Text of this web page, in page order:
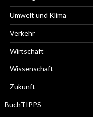
Umwelt und Klima
Verkehr
Wirtschaft
Wissenschaft
Zukunft
BuchTIPPS